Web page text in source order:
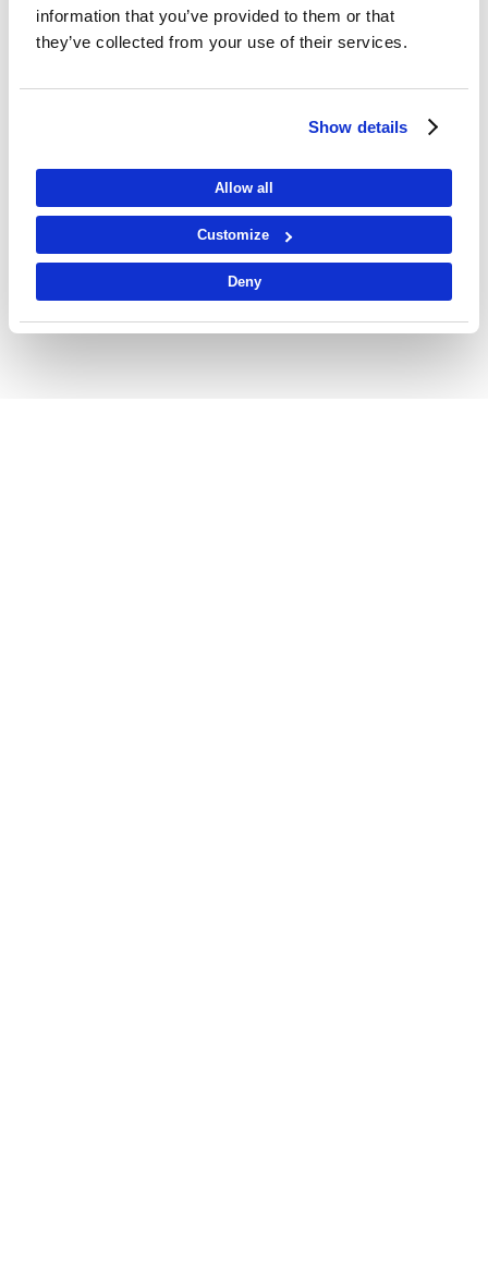
information that you’ve provided to them or that
they’ve collected from your use of their services.
Show details
Allow all
Customize
Deny